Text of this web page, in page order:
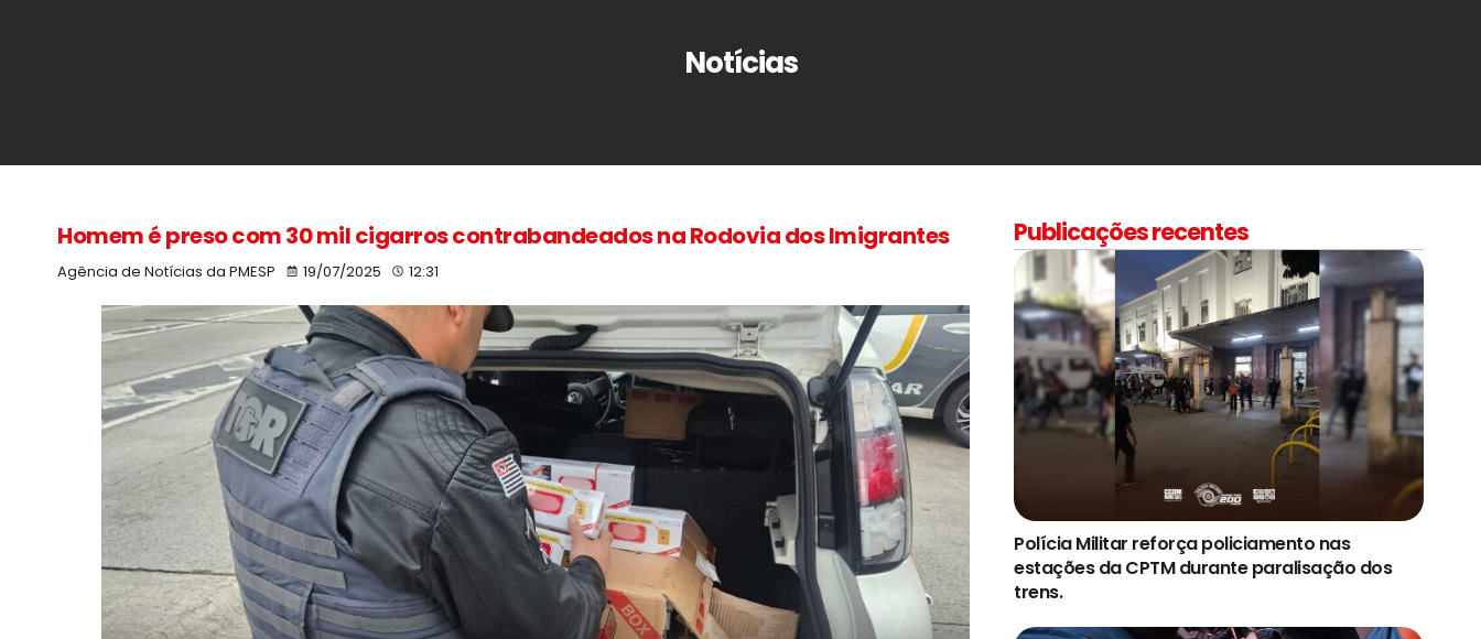
Notícias
Homem é preso com 30 mil cigarros contrabandeados na Rodovia dos Imigrantes
Agência de Notícias da PMESP 19/07/2025 12:31
Publicações recentes
Polícia Militar reforça policiamento nas
estações da CPTM durante paralisação dos
trens.